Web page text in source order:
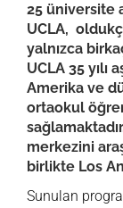
25 üniversite
UCLA,
yalnızca
UCLA 35 yılı
Amerika ve
ortaokul
merkezini
birlikte Los
Sunulan